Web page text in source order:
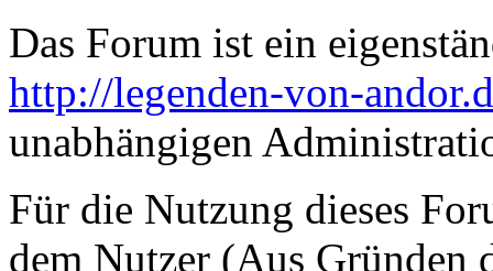
Das Forum ist ein
http://legenden-von-
unabhängigen
Für die Nutzung dieses
dem Nutzer (Aus Gründen